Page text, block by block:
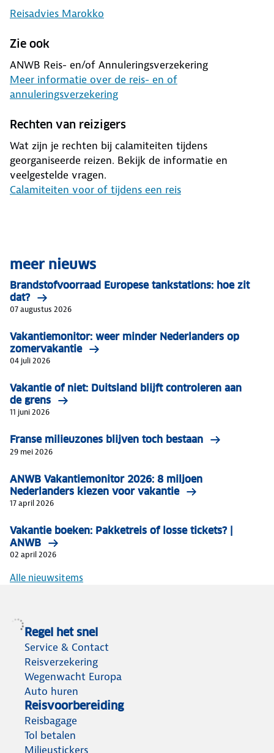
Reisadvies Marokko
Zie ook
ANWB Reis- en/of Annuleringsverzekering
Meer informatie over de reis- en of
annuleringsverzekering
Rechten van reizigers
Wat zijn je rechten bij calamiteiten tijdens
georganiseerde reizen. Bekijk de informatie en
veelgestelde vragen.
Calamiteiten voor of tijdens een reis
meer nieuws
Brandstofvoorraad Europese tankstations: hoe zit
dat?
07 augustus 2026
Vakantiemonitor: weer minder Nederlanders op
zomervakantie
04 juli 2026
Vakantie of niet: Duitsland blijft controleren aan
de grens
11 juni 2026
Franse milieuzones blijven toch bestaan
29 mei 2026
ANWB Vakantiemonitor 2026: 8 miljoen
Nederlanders kiezen voor vakantie
17 april 2026
Vakantie boeken: Pakketreis of losse tickets? |
ANWB
02 april 2026
Alle nieuwsitems
Regel het snel
Service & Contact
Reisverzekering
Wegenwacht Europa
Auto huren
Reisvoorbereiding
Reisbagage
Tol betalen
Milieustickers